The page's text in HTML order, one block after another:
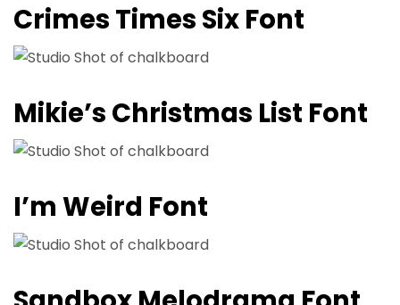
Crimes Times Six Font
Mikie’s Christmas List Font
I’m Weird Font